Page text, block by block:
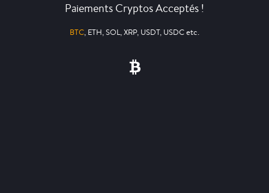
Paiements Cryptos Acceptés !
BTC, ETH, SOL, XRP, USDT, USDC etc.